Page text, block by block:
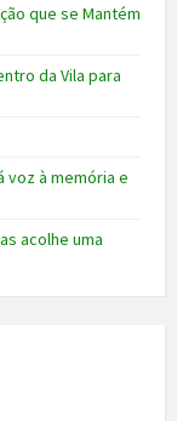
que se Mantém
da Vila para
voz à memória e
acolhe uma